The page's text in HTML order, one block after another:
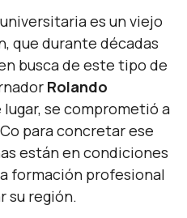
es un viejo
que durante décadas
busca de este tipo de
Rolando
se comprometió a
para concretar ese
están en condiciones
formación profesional
su región.